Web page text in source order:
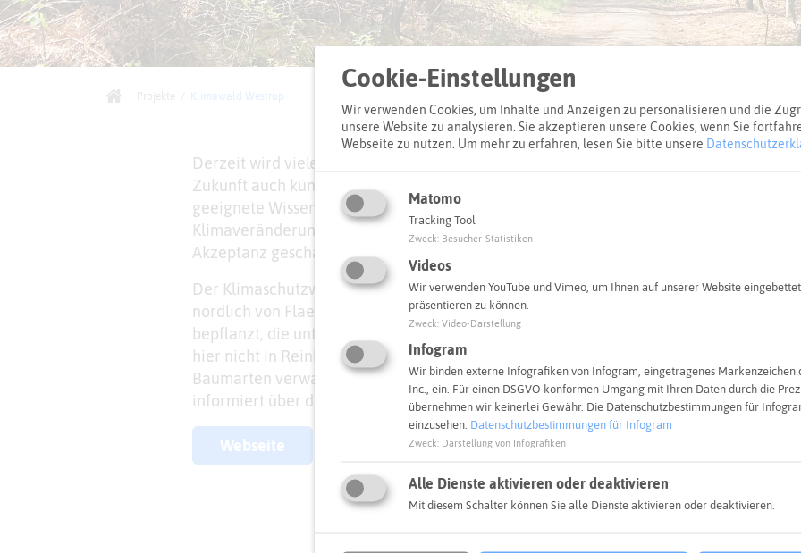
Klimawald Westrup
Derzeit wird vielerorts an und mit geeigneten Baumarten geforscht. Zudem soll der
Zukunft auch künftig als Ort des Naturerlebnis erhalten bleiben und der Bevölkerung
geeignete Wissensvermittlung nahe gebracht werden, inwiefern sich die
Klimaveränderung auf die Forstwirtschaft niederschlagen: Lösungen sollen präsentiert
Akzeptanz geschaffen werden.
Der Klimaschutzwald bei Westrup liegt auf der Fläche der Gelsenwasser AG nahe der
nördlich von Flaesheim. Hier werden vier Quartiere mit unterschiedlichen Baumarten
bepflanzt, die unter veränderten Klimabedingungen bestehen können. Die Planung
hier nicht in Reinbeständen sondern in Mischung; zudem werden hier mehr heimische
Baumarten verwandt. Ein Pfad führt interessierte Besucher mittels Infotafeln
informiert über die heutigen und künftigen Auswirkungen des Klimawandels auf den
Webseite
Cookie-Einstellungen
Wir verwenden Cookies, um Inhalte und Anzeigen zu personalisieren und die
unsere Website zu analysieren. Sie akzeptieren unsere Cookies, wenn Sie
Webseite zu nutzen. Um mehr zu erfahren, lesen Sie bitte unsere
Matomo
Tracking Tool
Zweck: Besucher-Statistiken
Videos
Wir verwenden YouTube und Vimeo, um Ihnen auf unserer Website
präsentieren zu können.
Zweck: Video-Darstellung
Infogram
Wir binden externe Infografiken von Infogram, eingetragenes Markenzeichen
Inc., ein. Für einen DSGVO konformen Umgang mit Ihren Daten durch die
übernehmen wir keinerlei Gewähr. Die Datenschutzbestimmungen für
einzusehen: Datenschutzbestimmungen für Infogram
Zweck: Darstellung von Infografiken
Alle Dienste aktivieren oder deaktivieren
Mit diesem Schalter können Sie alle Dienste aktivieren oder deaktivieren.